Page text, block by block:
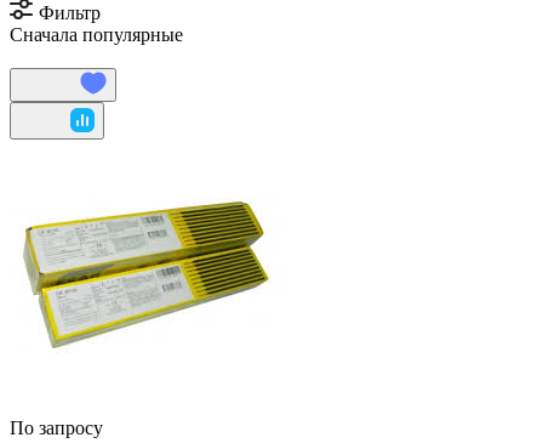
Фильтр
Сначала популярные
По запросу